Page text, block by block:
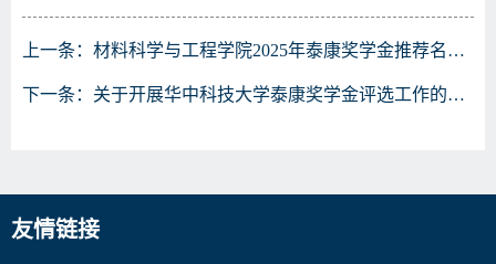
上一条： 材料科学与工程学院2025年泰康奖学金推荐名单公示
下一条： 关于开展华中科技大学泰康奖学金评选工作的通知
友情链接